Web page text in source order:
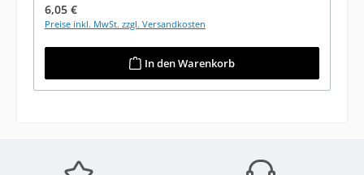
Regulärer Preis:
6,05 €
Preise inkl. MwSt. zzgl. Versandkosten
In den Warenkorb